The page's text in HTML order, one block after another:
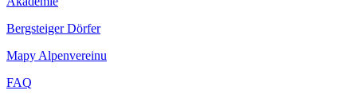
Bergsteiger Dörfer
Mapy Alpenvereinu
FAQ